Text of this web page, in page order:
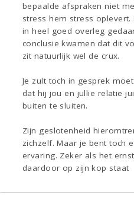
bepaalde afspraken niet
stress hem stress
in heel goed overleg
conclusie kwamen dat dit
zit natuurlijk wel de crux.
Je zult toch in gesprek
dat hij jou en jullie relatie
buiten te sluiten.
Zijn geslotenheid
zichzelf. Maar je bent toch
ervaring. Zeker als het
daardoor op zijn kop staat